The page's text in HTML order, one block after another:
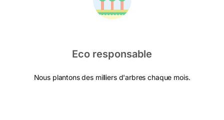
Eco responsable
Nous plantons des milliers d'arbres chaque mois.